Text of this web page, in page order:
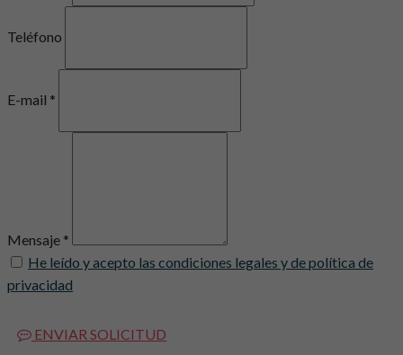
Teléfono
E-mail *
Mensaje *
He leído y acepto las condiciones legales y de política de
privacidad
ENVIAR SOLICITUD